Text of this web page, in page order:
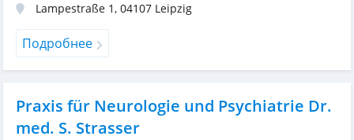
Lampestraße 1, 04107 Leipzig
Подробнее
Praxis für Neurologie und Psychiatrie Dr.
med. S. Strasser